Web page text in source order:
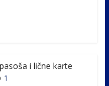
i lične karte
1